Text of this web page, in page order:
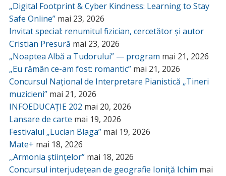
„Digital Footprint & Cyber Kindness: Learning to Stay
Safe Online” mai 23, 2026
Invitat special: renumitul fizician, cercetător și autor
Cristian Presură mai 23, 2026
„Noaptea Albă a Tudorului” — program mai 21, 2026
„Eu rămân ce-am fost: romantic” mai 21, 2026
Concursul Național de Interpretare Pianistică „Tineri
muzicieni” mai 21, 2026
INFOEDUCAȚIE 202 mai 20, 2026
Lansare de carte mai 19, 2026
Festivalul „Lucian Blaga” mai 19, 2026
Mate+ mai 18, 2026
,,Armonia științelor” mai 18, 2026
Concursul interjudețean de geografie Ioniță Ichim mai